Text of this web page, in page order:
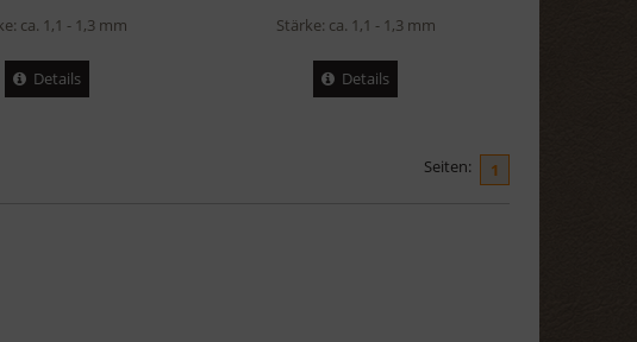
ca. 1,1 - 1,3 mm
Details
Stärke: ca. 1,1 - 1,3 mm
Details
Seiten: 1